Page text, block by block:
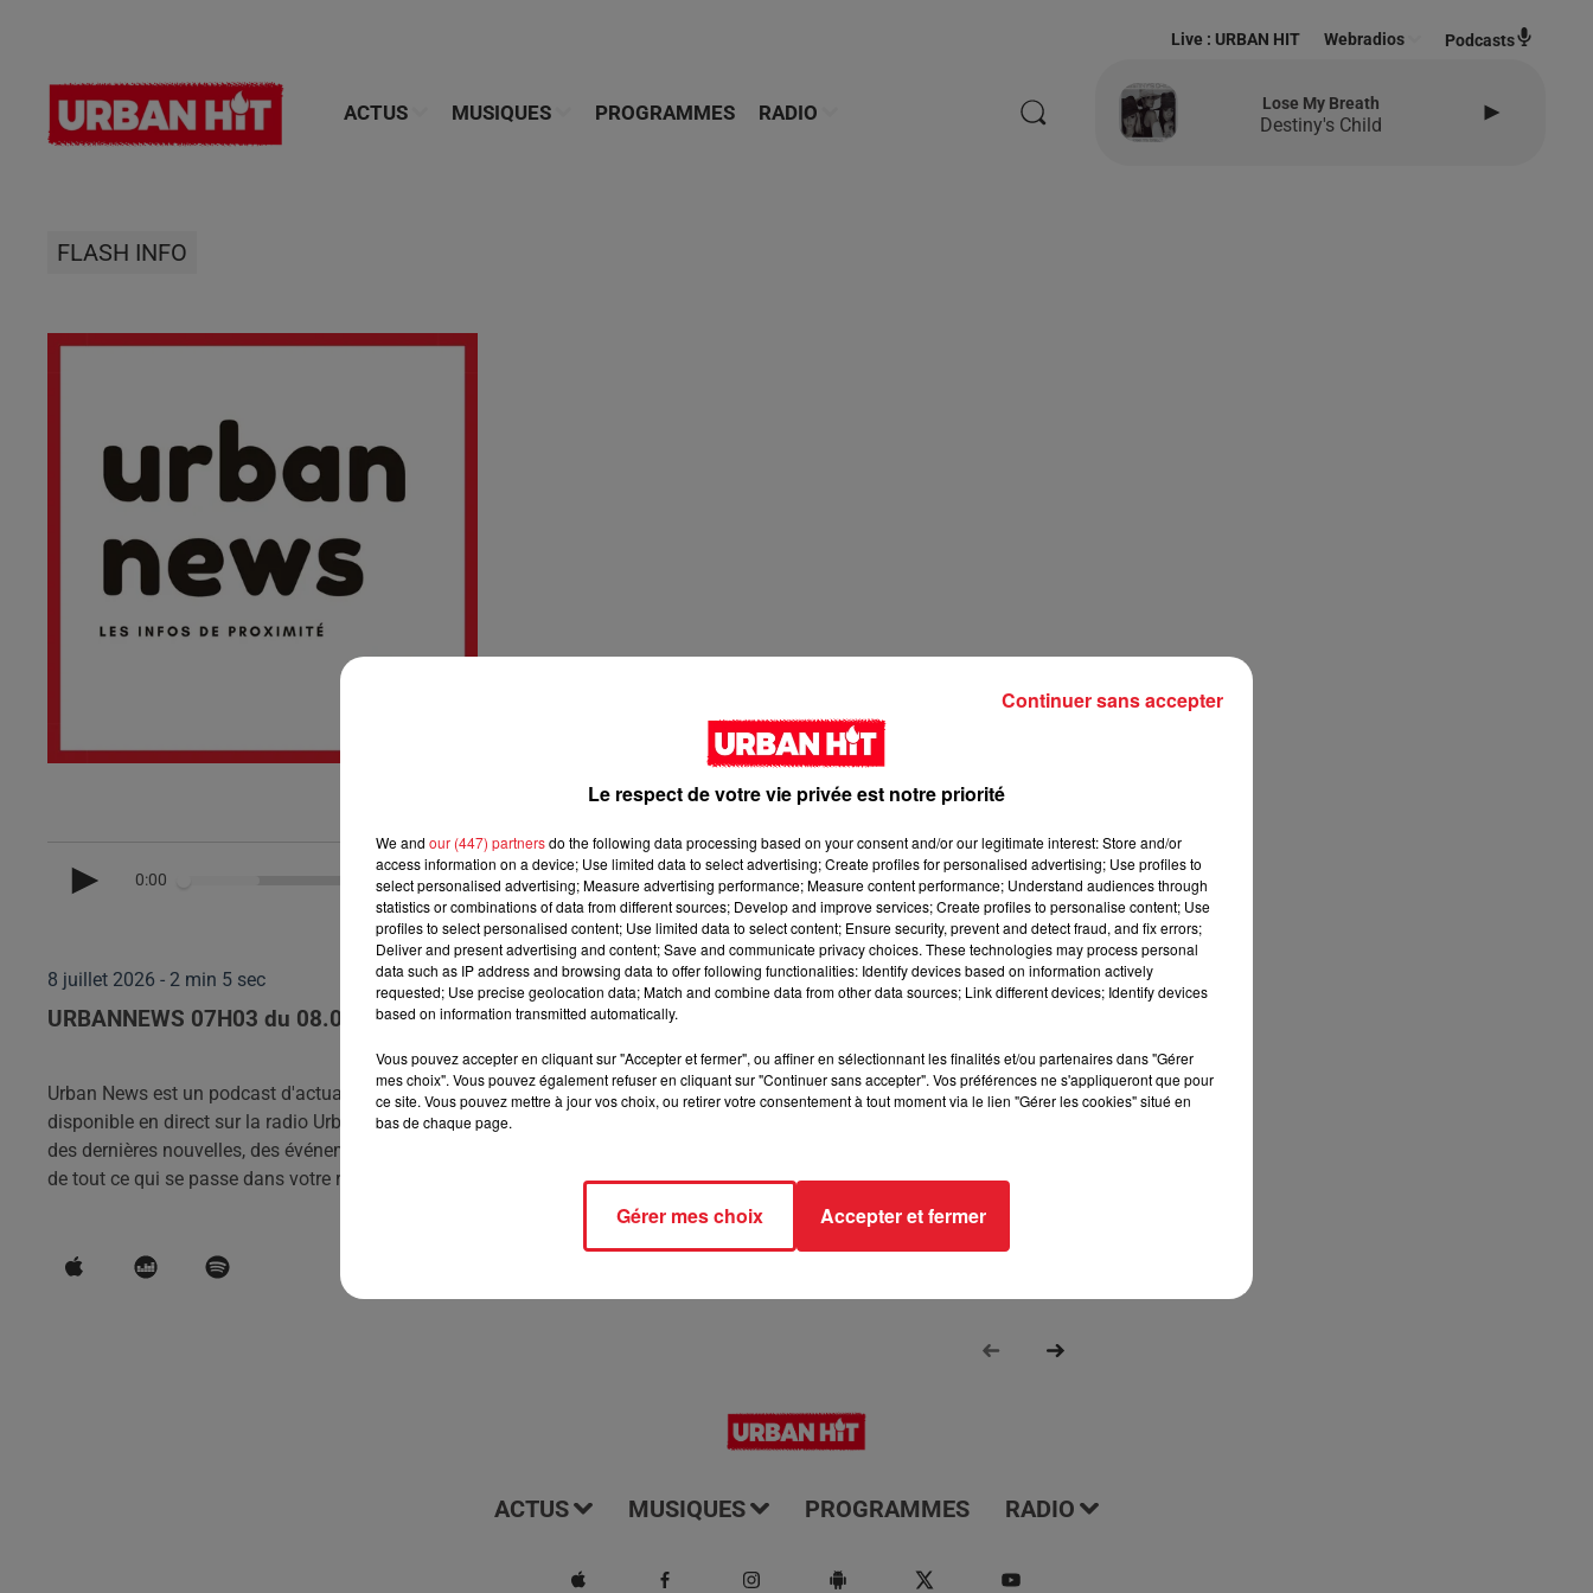
ACTUS MUSIQUES PROGRAMMES RADIO
Live : URBAN HIT Webradios Podcasts
Lose My Breath
Destiny's Child
FLASH INFO
0:00 2 min 5 sec
8 juillet 2026 - 2 min 5 sec
URBANNEWS 07H03 du 08.07.2026
Urban News est un podcast d'actualités qui vous tient informé de tout ce qui se passe dans les départements 77 et 93. Il est
disponible en direct sur la radio Urban hit et en podcast tous les jours à 7h15. Il vous offre une couverture complète et à jour
des dernières nouvelles, des événements et des tendances de ces régions. Écoutez-le pour rester informé et être au courant
de tout ce qui se passe dans votre région.
ACTUS MUSIQUES PROGRAMMES RADIO
Le respect de votre vie privée est notre priorité
We and our (447) partnersdo the following data processing based on your consent and/or our legitimate interest: Store and/or
access information on a device; Use limited data to select advertising; Create profiles for personalised advertising; Use profiles to
select personalised advertising; Measure advertising performance; Measure content performance; Understand audiences through
statistics or combinations of data from different sources; Develop and improve services; Create profiles to personalise content; Use
profiles to select personalised content; Use limited data to select content; Ensure security, prevent and detect fraud, and fix errors;
Deliver and present advertising and content; Save and communicate privacy choices. These technologies may process personal
data such as IP address and browsing data to offer following functionalities: Identify devices based on information actively
requested; Use precise geolocation data; Match and combine data from other data sources; Link different devices; Identify devices
based on information transmitted automatically.
Vous pouvez accepter en cliquant sur "Accepter et fermer", ou affiner en sélectionnant les finalités et/ou partenaires dans "Gérer
mes choix". Vous pouvez également refuser en cliquant sur "Continuer sans accepter". Vos préférences ne s'appliqueront que pour
ce site. Vous pouvez mettre à jour vos choix, ou retirer votre consentement à tout moment via le lien "Gérer les cookies" situé en
bas de chaque page.
Gérer mes choix Accepter et fermer
Continuer sans accepter